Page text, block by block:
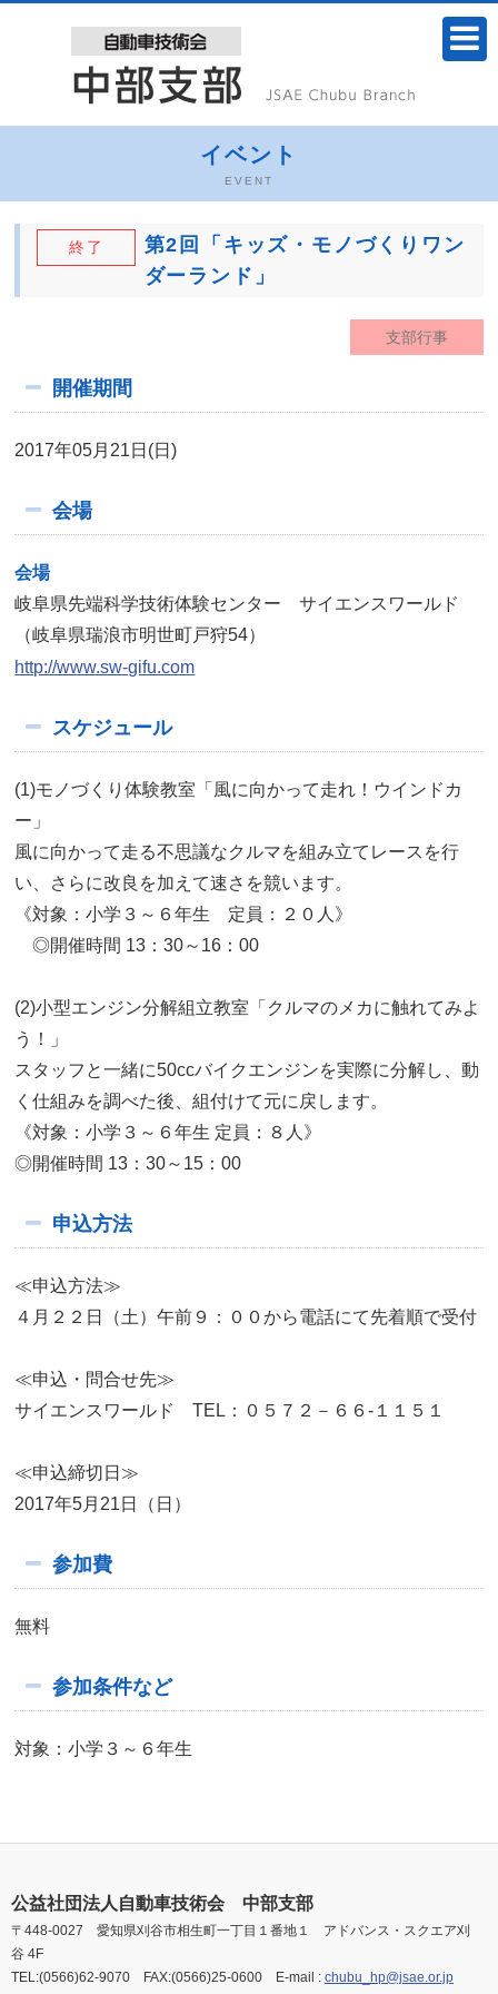
イベント
EVENT
終了
第2回「キッズ・モノづくりワン
ダーランド」
支部行事
開催期間
2017年05月21日(日)
会場
会場
岐阜県先端科学技術体験センター サイエンスワールド
（岐阜県瑞浪市明世町戸狩54）
http://www.sw-gifu.com
スケジュール
(1)モノづくり体験教室「風に向かって走れ！ウインドカ
ー」
風に向かって走る不思議なクルマを組み立てレースを行
い、さらに改良を加えて速さを競います。
《対象：小学３～６年生 定員：２０人》
◎開催時間 13：30～16：00
(2)小型エンジン分解組立教室「クルマのメカに触れてみよ
う！」
スタッフと一緒に50ccバイクエンジンを実際に分解し、動
く仕組みを調べた後、組付けて元に戻します。
《対象：小学３～６年生 定員：８人》
◎開催時間 13：30～15：00
申込方法
≪申込方法≫
４月２２日（土）午前９：００から電話にて先着順で受付
≪申込・問合せ先≫
サイエンスワールド TEL：０５７２－６６-１１５１
≪申込締切日≫
2017年5月21日（日）
参加費
無料
参加条件など
対象：小学３～６年生
公益社団法人自動車技術会 中部支部
〒448-0027 愛知県刈谷市相生町一丁目１番地１ アドバンス・スクエア刈
谷 4F
TEL:(0566)62-9070 FAX:(0566)25-0600 E-mail : chubu_hp@jsae.or.jp